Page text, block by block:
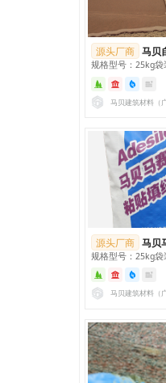
源头厂商 马贝
规格型号：25kg袋
马贝建筑材料（
源头厂商 马贝
规格型号：25kg袋
马贝建筑材料（